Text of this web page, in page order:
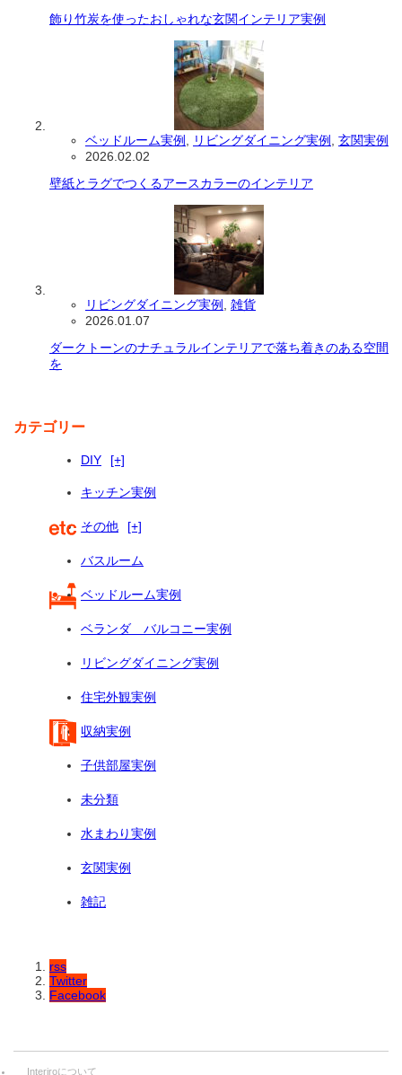
飾り竹炭を使ったおしゃれな玄関インテリア実例
ベッドルーム実例 リビングダイニング実例
玄関実例
2026.02.02
壁紙とラグでつくるアースカラーのインテリア
リビングダイニング実例
雑貨
2026.01.07
ダークトーンのナチュラルインテリアで落ち着きのある空間
を
カテゴリー
DIY [+]
キッチン実例
その他 [+]
バスルーム
ベッドルーム実例
ベランダ バルコニー実例
リビングダイニング実例
住宅外観実例
収納実例
子供部屋実例
未分類
水まわり実例
玄関実例
雑記
rss
Twitter
Facebook
Interiroについて